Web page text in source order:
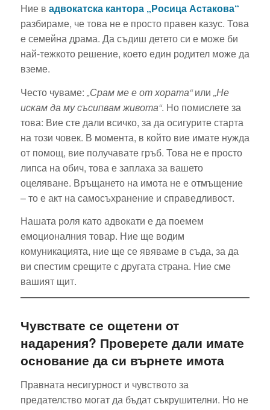
Ние в адвокатска кантора „Росица Астакова“
разбираме, че това не е просто правен казус. Това
е семейна драма. Да съдиш детето си е може би
най-тежкото решение, което един родител може да
вземе.
Често чуваме: „Срам ме е от хората“или „Не
искам да му съсипвам живота“. Но помислете за
това: Вие сте дали всичко, за да осигурите старта
на този човек. В момента, в който вие имате нужда
от помощ, вие получавате гръб. Това не е просто
липса на обич, това е заплаха за вашето
оцеляване. Връщането на имота не е отмъщение
– то е акт на самосъхранение и справедливост.
Нашата роля като адвокати е да поемем
емоционалния товар. Ние ще водим
комуникацията, ние ще се явяваме в съда, за да
ви спестим срещите с другата страна. Ние сме
вашият щит.
Чувствате се ощетени от
надарения? Проверете дали имате
основание да си върнете имота
Правната несигурност и чувството за
предателство могат да бъдат съкрушителни. Но не